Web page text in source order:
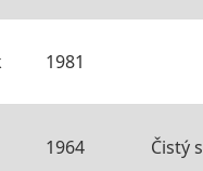
1981
1964 Čistý